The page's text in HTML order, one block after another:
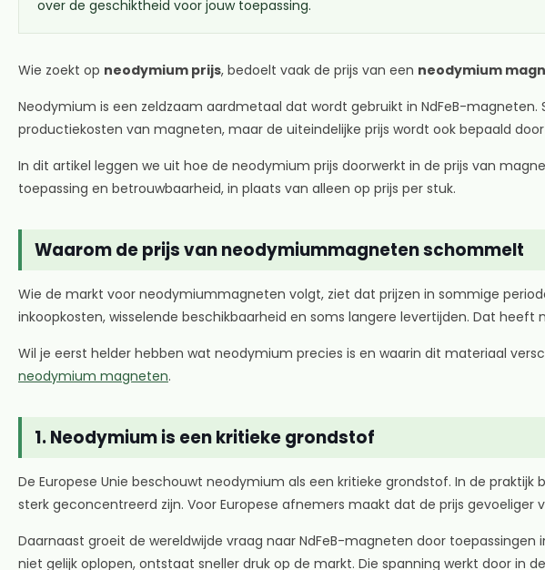
over de geschiktheid voor jouw toepassing.
Wie zoekt op neodymium prijs, bedoelt vaak de prijs van een neodymium
Neodymium is een zeldzaam aardmetaal dat wordt gebruikt in NdFeB-
productiekosten van magneten, maar de uiteindelijke prijs wordt ook bepaald
In dit artikel leggen we uit hoe de neodymium prijs doorwerkt in de prijs van
toepassing en betrouwbaarheid, in plaats van alleen op prijs per stuk.
Waarom de prijs van neodymiummagneten schommelt
Wie de markt voor neodymiummagneten volgt, ziet dat prijzen in sommige
inkoopkosten, wisselende beschikbaarheid en soms langere levertijden. Dat
Wil je eerst helder hebben wat neodymium precies is en waarin dit materiaal
neodymium magneten.
1. Neodymium is een kritieke grondstof
De Europese Unie beschouwt neodymium als een kritieke grondstof. In de
sterk geconcentreerd zijn. Voor Europese afnemers maakt dat de prijs
Daarnaast groeit de wereldwijde vraag naar NdFeB-magneten door
niet gelijk oplopen, ontstaat sneller druk op de markt. Die spanning werkt door in